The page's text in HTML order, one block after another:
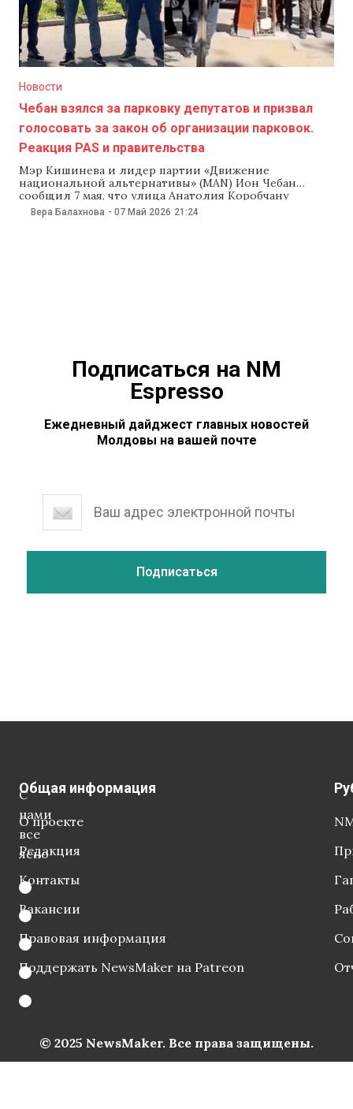
Новости
Чебан взялся за парковку депутатов и призвал
голосовать за закон об организации парковок.
Реакция PAS и правительства
Мэр Кишинева и лидер партии «Движение
национальной альтернативы» (MAN) Ион Чебан
сообщил 7 мая, что улица Анатолия Коробчану
в центре Кишинева станет общедоступной, так же, как
четыре парковки вблизи здания парламента,
Вера Балахнова - 07 Май 2026 21:24
Подписаться на NM
Espresso
Ежедневный дайджест главных новостей
Молдовы на вашей почте
С
нами
все
ясно
Общая информация
О проекте
Редакция
Контакты
Вакансии
Правовая информация
Поддержать NewsMaker на Patreon
© 2025 NewsMaker. Все права защищены.